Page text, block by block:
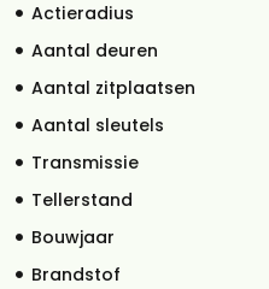
Actieradius
Aantal deuren
Aantal zitplaatsen
Aantal sleutels
Transmissie
Tellerstand
Bouwjaar
Brandstof